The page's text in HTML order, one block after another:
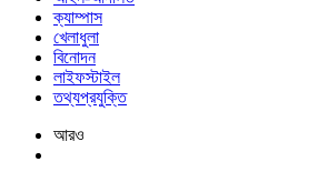
ক্যাম্পাস
খেলাধুলা
বিনোদন
লাইফস্টাইল
তথ্যপ্রযুক্তি
আরও